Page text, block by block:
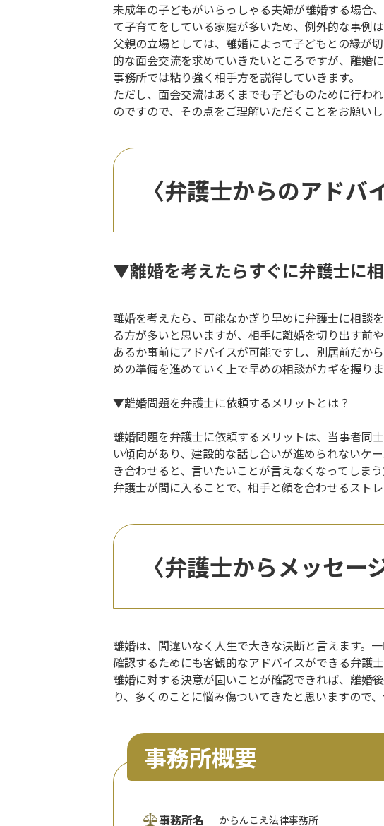
未成年の子どもがいらっしゃる夫婦が離婚する場合
て子育てをしている家庭が多いため、例外的な事例
父親の立場としては、離婚によって子どもとの縁が
的な面会交流を求めていきたいところですが、離婚
事務所では粘り強く相手方を説得していきます。
ただし、面会交流はあくまでも子どものために行わ
のですので、その点をご理解いただくことをお願いし
〈弁護士からのアドバ
▼離婚を考えたらすぐに弁護士に
離婚を考えたら、可能なかぎり早めに弁護士に相
る方が多いと思いますが、相手に離婚を切り出す前
あるか事前にアドバイスが可能ですし、別居前だか
めの準備を進めていく上で早めの相談がカギを握り
▼離婚問題を弁護士に依頼するメリットとは？
離婚問題を弁護士に依頼するメリットは、当事者同
い傾向があり、建設的な話し合いが進められないケ
き合わせると、言いたいことが言えなくなってしま
弁護士が間に入ることで、相手と顔を合わせるスト
〈弁護士からメッセー
離婚は、間違いなく人生で大きな決断と言えます。
確認するためにも客観的なアドバイスができる弁護
離婚に対する決意が固いことが確認できれば、離婚
り、多くのことに悩み傷ついてきたと思いますので
事務所概要
事務所名 からんこえ法律事務所